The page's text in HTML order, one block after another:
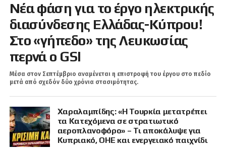
Νέα φάση για το έργο ηλεκτρικής
διασύνδεσης Ελλάδας-Κύπρου!
Στο «γήπεδο» της Λευκωσίας
περνά ο GSI
Μέσα στον Σεπτέμβριο αναμένεται η επιστροφή του έργου στο πεδίο
μετά από σχεδόν δύο χρόνια στασιμότητας.
Χαραλαμπίδης: «Η Τουρκία μετατρέπει
τα Κατεχόμενα σε στρατιωτικό
αεροπλανοφόρο» – Τι αποκάλυψε για
Κυπριακό, ΟΗΕ και ενεργειακό παιχνίδι